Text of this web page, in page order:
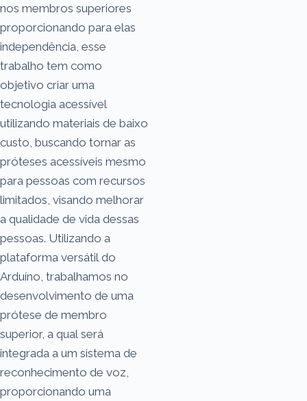
nos membros superiores
proporcionando para elas
independência, esse
trabalho tem como
objetivo criar uma
tecnologia acessível
utilizando materiais de baixo
custo, buscando tornar as
próteses acessíveis mesmo
para pessoas com recursos
limitados, visando melhorar
a qualidade de vida dessas
pessoas. Utilizando a
plataforma versátil do
Arduíno, trabalhamos no
desenvolvimento de uma
prótese de membro
superior, a qual será
integrada a um sistema de
reconhecimento de voz,
proporcionando uma